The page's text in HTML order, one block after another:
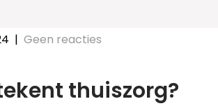
| Geen reacties
thuiszorg?